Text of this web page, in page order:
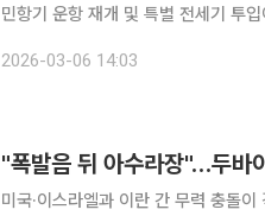
민항기 운항 재개 및 특별 전세기 투
고조에 달하면서 현지에 발이 묶인 우
2026-03-06 14:03
"폭발음 뒤 아수라장"…두바
미국·이스라엘과 이란 간 무력 충돌